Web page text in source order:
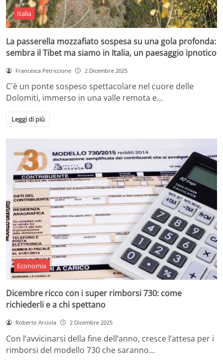
Italia
La passerella mozzafiato sospesa su una gola profonda:
sembra il Tibet ma siamo in Italia, un paesaggio ipnotico
Francesca Petriccione 2 Dicembre 2025
C'è un ponte sospeso spettacolare nel cuore delle
Dolomiti, immerso in una valle remota e…
Leggi di più
Economia
Dicembre ricco con i super rimborsi 730: come
richiederli e a chi spettano
Roberto Arciola 2 Dicembre 2025
Con l’avvicinarsi della fine dell’anno, cresce l’attesa per i
rimborsi del modello 730 che saranno…